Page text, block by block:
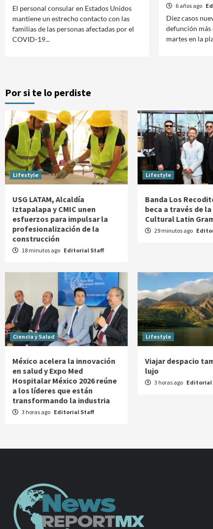
El personal consular en Estados Unidos
mantiene un estrecho contacto con las
familias de las personas afectadas por el
COVID-19...
6 años ago
Diez casos
defunción más
martes en la
Por si te lo perdiste
Lifestyle
USG LATAM, Alcaldía
Iztapalapa y CMIC unen
esfuerzos para impulsar la
profesionalización de la
construcción
18 minutos ago Editorial Staff
Lifestyle
Banda Los
beca a través de
Cultural Latin
29 minutos ago
Ciencia y Salud
México acelera la innovación
en salud y Expo Med
Hospitalar México 2026 reúne
a los líderes que están
transformando la industria
3 horas ago Editorial Staff
Lifestyle
Viajar despacio
lujo
3 horas ago Editorial